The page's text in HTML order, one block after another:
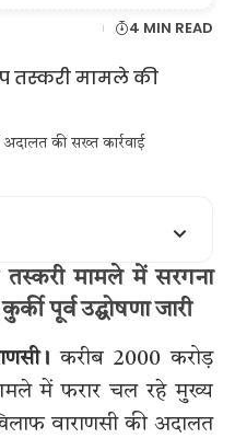
4 MIN READ
की सख्त कार्रवाई
मामले में सरगना
पूर्व उद्घोषणा जारी
करीब 2000 करोड़
में फरार चल रहे मुख्य
वाराणसी की अदालत